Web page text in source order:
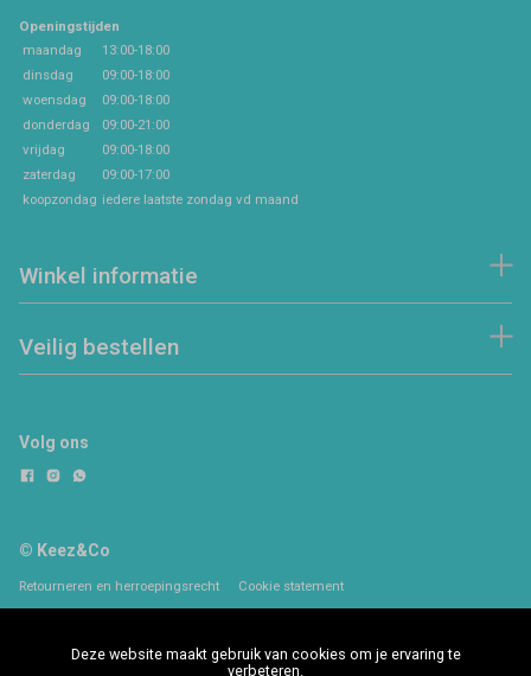
Openingstijden
maandag
13:00-18:00
dinsdag
09:00-18:00
woensdag
09:00-18:00
donderdag
09:00-21:00
vrijdag
09:00-18:00
zaterdag
09:00-17:00
koopzondag iedere laatste zondag vd maand
Winkel informatie
Veilig bestellen
Volg ons
© Keez&Co
Retourneren en herroepingsrecht Cookie statement
Deze website maakt gebruik van cookies om je ervaring te
verbeteren.